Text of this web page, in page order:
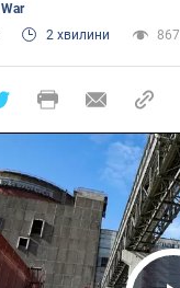
War
2 хвилини 867